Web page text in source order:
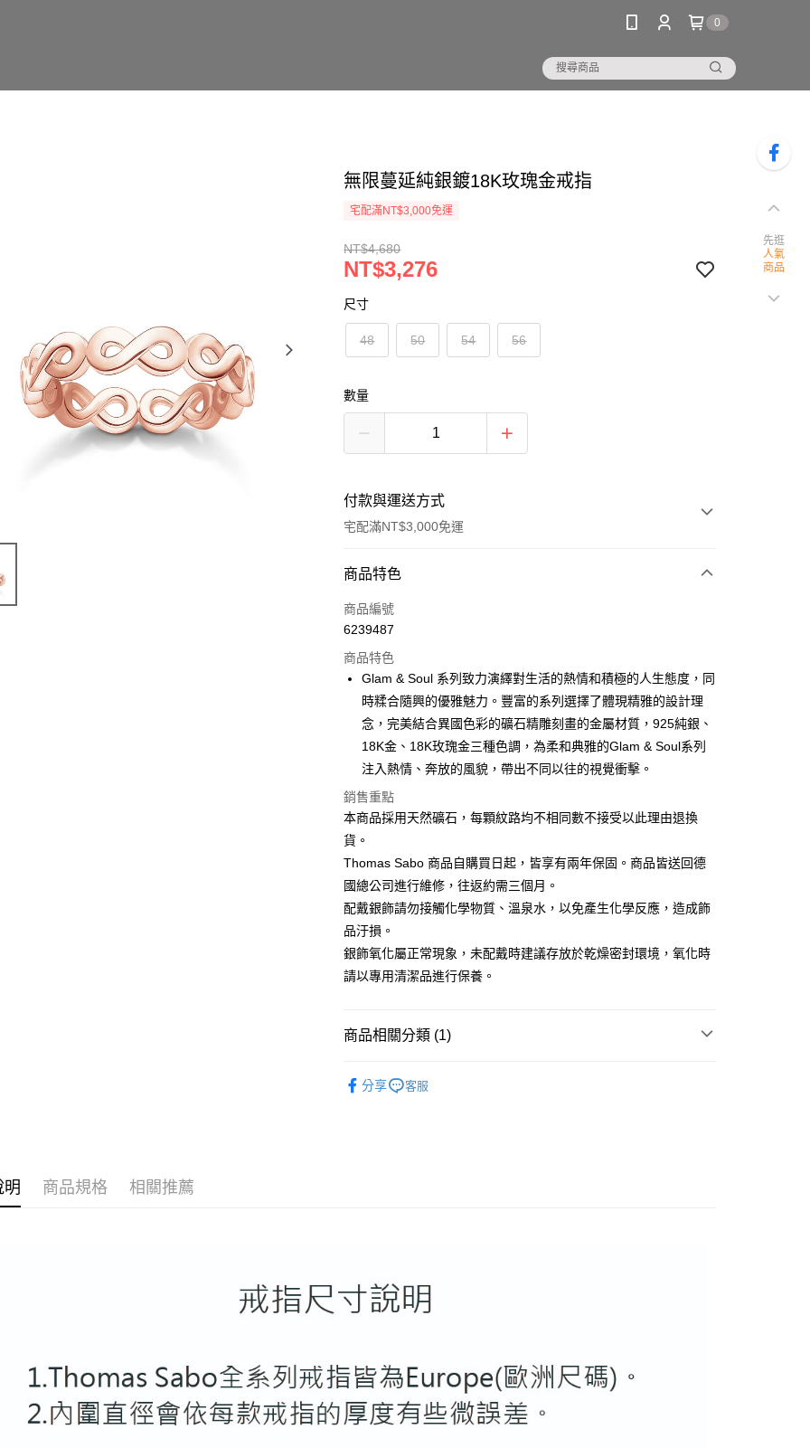
0
無限蔓延純銀鍍18K玫瑰金戒指
宅配滿NT$3,000免運
NT$4,680
NT$3,276
尺寸
48 50 54 56
數量
付款與運送方式
宅配滿NT$3,000免運
付款方式
信用卡一次付款
悠遊付
ATM付款
運送方式
黑貓宅急便
每筆NT$100，滿NT$3,000(含以上)免運費
商品特色
商品編號
6239487
商品特色
Glam & Soul 系列致力演繹對生活的熱情和積極的人生態度，同
時糅合隨興的優雅魅力。豐富的系列選擇了體現精雅的設計理
念，完美結合異國色彩的礦石精雕刻畫的金屬材質，925純銀、
18K金、18K玫瑰金三種色調，為柔和典雅的Glam & Soul系列
注入熱情、奔放的風貌，帶出不同以往的視覺衝擊。
銷售重點
本商品採用天然礦石，每顆紋路均不相同數不接受以此理由退換
貨。
Thomas Sabo 商品自購買日起，皆享有兩年保固。商品皆送回德
國總公司進行維修，往返約需三個月。
配戴銀飾請勿接觸化學物質、溫泉水，以免產生化學反應，造成飾
品汙損。
銀飾氧化屬正常現象，未配戴時建議存放於乾燥密封環境，氧化時
請以專用清潔品進行保養。
商品相關分類 (1)
分享
客服
明 商品規格 相關推薦
先逛
人氣
商品